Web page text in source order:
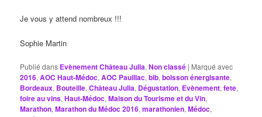
Je vous y attend nombreux !!!
Sophie Martin
Publié dans Evènement Château Julia,Non classé | Marqué avec
2016,AOC Haut-Médoc,AOC Pauillac,bib,boisson énergisante,
Bordeaux, Bouteille,Château Julia, Dégustation, Evènement,fete,
foire au vins,Haut-Médoc,Maison du Tourisme et du Vin,
Marathon,Marathon du Médoc 2016,marathonien,Médoc,